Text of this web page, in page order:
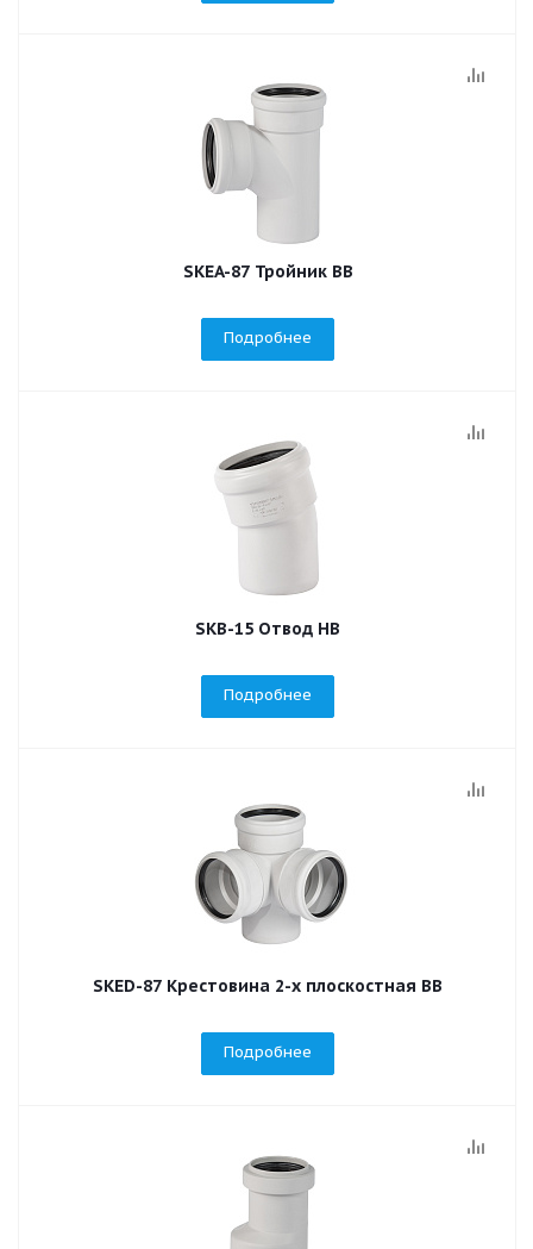
SKEA-87 Тройник ВВ
Подробнее
SKB-15 Отвод НВ
Подробнее
SKED-87 Крестовина 2-х плоскостная ВВ
Подробнее